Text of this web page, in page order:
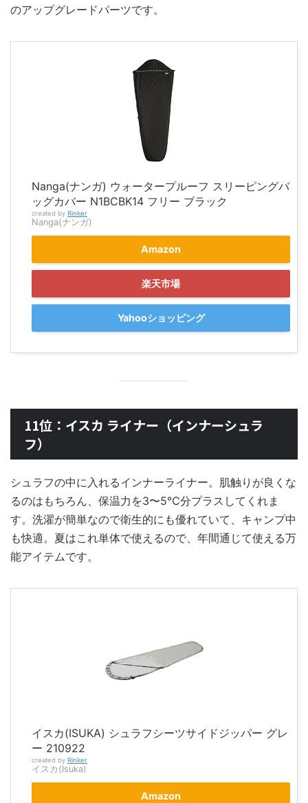
のアップグレードパーツです。
Nanga(ナンガ) ウォータープルーフ スリーピングバ
ッグカバー N1BCBK14 フリー ブラック
created by Rinker
Nanga(ナンガ)
Amazon
楽天市場
Yahooショッピング
11位：イスカ ライナー（インナーシュラ
フ）
シュラフの中に入れるインナーライナー。肌触りが良くな
るのはもちろん、保温力を3〜5℃分プラスしてくれま
す。洗濯が簡単なので衛生的にも優れていて、キャンプ中
も快適。夏はこれ単体で使えるので、年間通じて使える万
能アイテムです。
イスカ(ISUKA) シュラフシーツサイドジッパー グレ
ー 210922
created by Rinker
イスカ(Isuka)
Amazon